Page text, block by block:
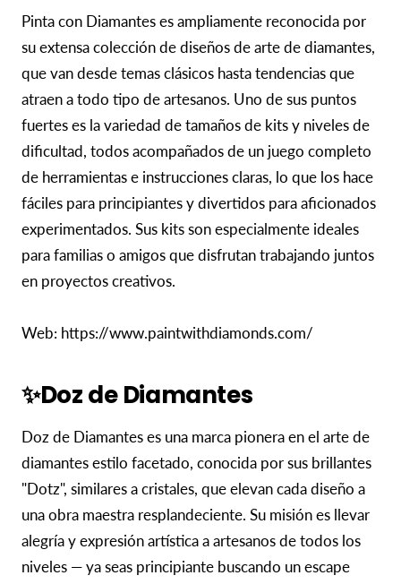
Pinta con Diamantes es ampliamente reconocida por
su extensa colección de diseños de arte de diamantes,
que van desde temas clásicos hasta tendencias que
atraen a todo tipo de artesanos. Uno de sus puntos
fuertes es la variedad de tamaños de kits y niveles de
dificultad, todos acompañados de un juego completo
de herramientas e instrucciones claras, lo que los hace
fáciles para principiantes y divertidos para aficionados
experimentados. Sus kits son especialmente ideales
para familias o amigos que disfrutan trabajando juntos
en proyectos creativos.
Web: https://www.paintwithdiamonds.com/
✨Doz de Diamantes
Doz de Diamantes es una marca pionera en el arte de
diamantes estilo facetado, conocida por sus brillantes
"Dotz", similares a cristales, que elevan cada diseño a
una obra maestra resplandeciente. Su misión es llevar
alegría y expresión artística a artesanos de todos los
niveles — ya seas principiante buscando un escape